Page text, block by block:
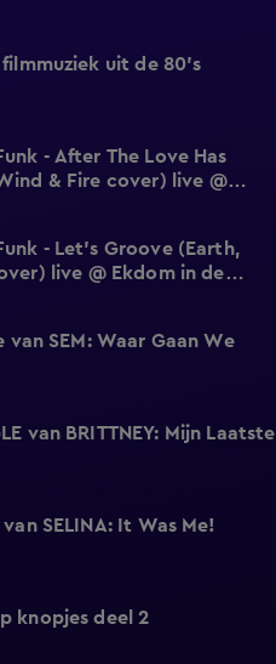
filmmuziek uit de 80's
- After The Love Has
& Fire cover) live @
- Let's Groove (Earth,
live @ Ekdom in de
van SEM: Waar Gaan We
van BRITTNEY: Mijn Laatste
van SELINA: It Was Me!
knopjes deel 2